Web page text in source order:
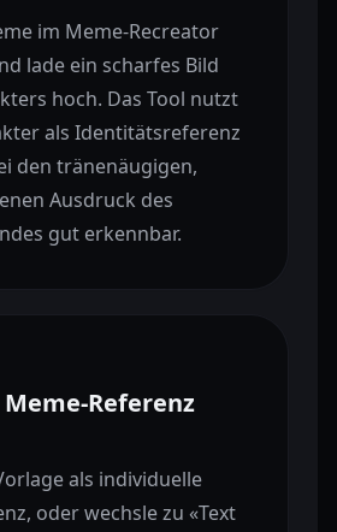
im Meme-Recreator
lade ein scharfes Bild
hoch. Das Tool nutzt
als Identitätsreferenz
den tränenäugigen,
Ausdruck des
gut erkennbar.
Referenz
als individuelle
oder wechsle zu «Text